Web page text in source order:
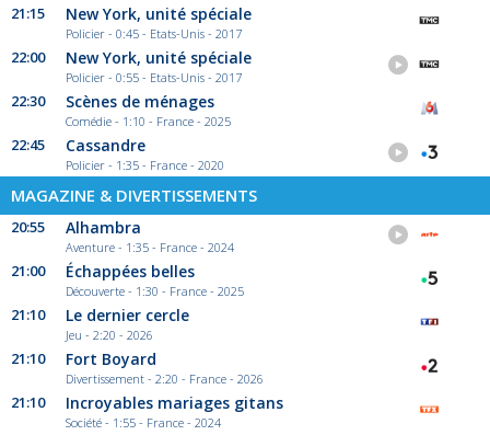
21:15 New York, unité spéciale
Policier - 0:45 - Etats-Unis - 2017
22:00 New York, unité spéciale
Policier - 0:55 - Etats-Unis - 2017
22:30 Scènes de ménages
Comédie - 1:10 - France - 2025
22:45 Cassandre
Policier - 1:35 - France - 2020
MAGAZINE & DIVERTISSEMENTS
20:55 Alhambra
Aventure - 1:35 - France - 2024
21:00 Échappées belles
Découverte - 1:30 - France - 2025
21:10 Le dernier cercle
Jeu - 2:20 - 2026
21:10 Fort Boyard
Divertissement - 2:20 - France - 2026
21:10 Incroyables mariages gitans
Société - 1:55 - France - 2024